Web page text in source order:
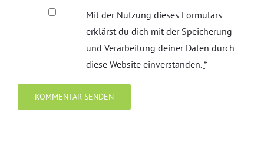
Mit der Nutzung dieses Formulars
erklärst du dich mit der Speicherung
und Verarbeitung deiner Daten durch
diese Website einverstanden.*